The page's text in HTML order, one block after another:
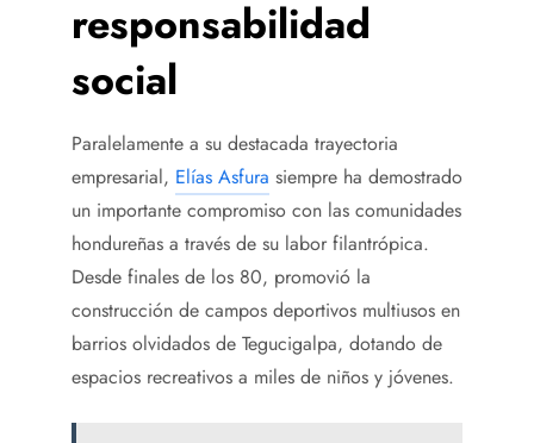
responsabilidad
social
Paralelamente a su destacada trayectoria
empresarial, Elías Asfura siempre ha demostrado
un importante compromiso con las comunidades
hondureñas a través de su labor filantrópica.
Desde finales de los 80, promovió la
construcción de campos deportivos multiusos en
barrios olvidados de Tegucigalpa, dotando de
espacios recreativos a miles de niños y jóvenes.